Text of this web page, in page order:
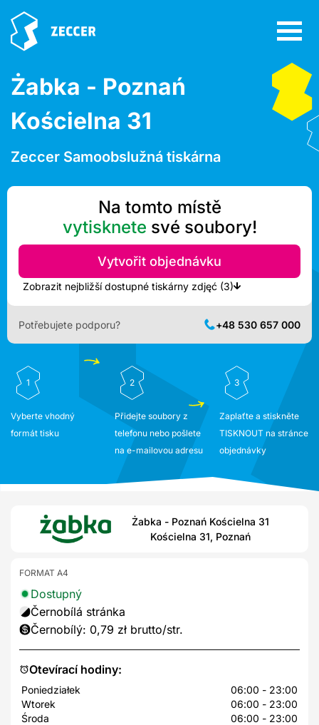
Żabka - Poznań
Kościelna 31
Zeccer Samoobslužná tiskárna
Na tomto místě
vytisknete své soubory!
Vytvořit objednávku
Zobrazit nejbližší dostupné tiskárny zdjęć (3)
Potřebujete podporu? +48 530 657 000
1
Vyberte vhodný
formát tisku
2
Přidejte soubory z
telefonu nebo pošlete
na e-mailovou adresu
3
Zaplaťte a stiskněte
TISKNOUT na stránce
objednávky
Żabka - Poznań Kościelna 31
Kościelna 31, Poznań
Otevírací hodiny:
Poniedziałek
06:00 - 23:00
Wtorek
06:00 - 23:00
Środa
06:00 - 23:00
FORMAT A4
Dostupný
Černobílá stránka
Černobílý: 0,79 zł brutto/str.